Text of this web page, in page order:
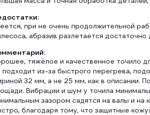
при не очень продолжительной
абразив разлетается достаточно
тяжёлое и качественное точило
подходит из-за быстрого перегрева,
32 мм, а не 25 мм, как в описании.
Вибрации и шум у точила
зазором садятся на валы и на
благодаря тому, что защитные